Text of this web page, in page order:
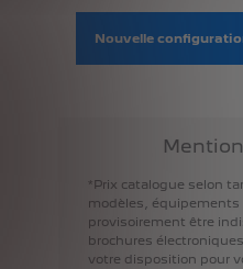
Nouvelle
*Prix catalogue selon
modèles, équipements
provisoirement être
brochures électroniques
votre disposition pour